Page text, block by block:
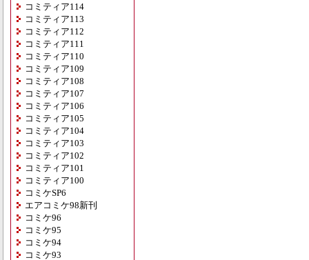
コミティア114
コミティア113
コミティア112
コミティア111
コミティア110
コミティア109
コミティア108
コミティア107
コミティア106
コミティア105
コミティア104
コミティア103
コミティア102
コミティア101
コミティア100
コミケSP6
エアコミケ98新刊
コミケ96
コミケ95
コミケ94
コミケ93